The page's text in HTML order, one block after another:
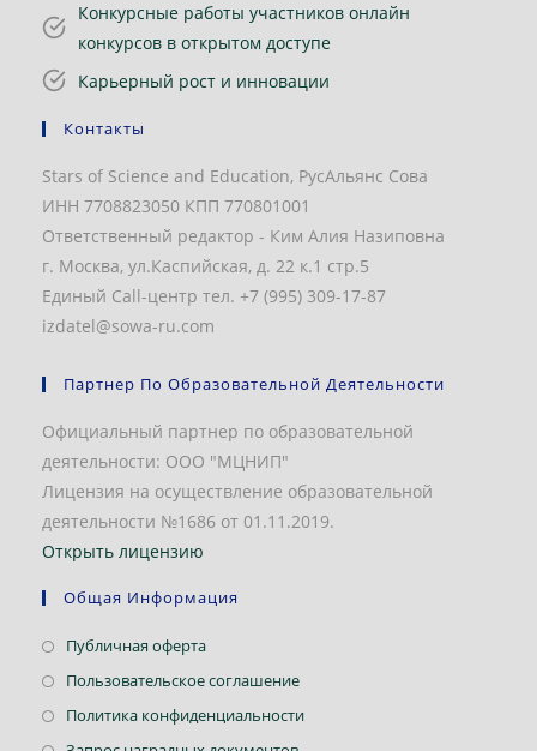
Конкурсные работы участников онлайн
конкурсов в открытом доступе
Карьерный рост и инновации
Контакты
Stars of Science and Education, РусАльянс Сова
ИНН 7708823050 КПП 770801001
Ответственный редактор - Ким Алия Назиповна
г. Москва, ул.Каспийская, д. 22 к.1 стр.5
Единый Call-центр тел. +7 (995) 309-17-87
izdatel@sowa-ru.com
Партнер По Образовательной Деятельности
Официальный партнер по образовательной
деятельности: ООО "МЦНИП"
Лицензия на осуществление образовательной
деятельности №1686 от 01.11.2019.
Открыть лицензию
Общая Информация
Публичная офертаОткроется
в
Пользовательское соглашениеОткроется
в
Политика конфиденциальностиОткроется